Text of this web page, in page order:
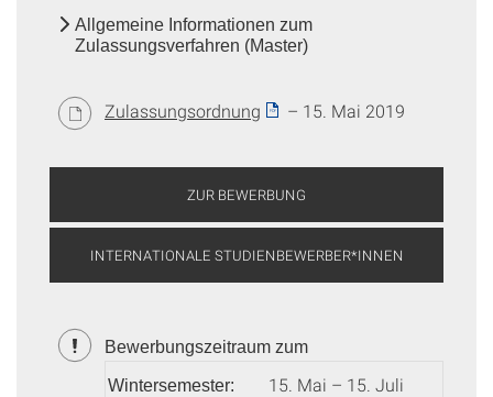
Allgemeine Informationen zum
Zulassungsverfahren (Master)
Zulassungsordnung – 15. Mai 2019
ZUR BEWERBUNG
INTERNATIONALE STUDIENBEWERBER*INNEN
Bewerbungszeitraum zum
Wintersemester: 15. Mai – 15. Juli